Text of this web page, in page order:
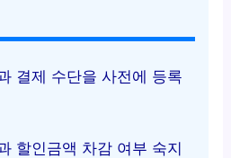
결제 수단을 사전에 등록
할인금액 차감 여부 숙지